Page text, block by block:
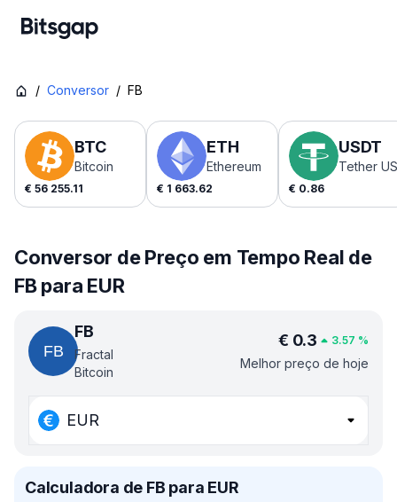
/ Conversor / FB
BTC
Bitcoin
€ 56 255.11
ETH
Ethereum
€ 1 663.62
USDT
Tether
€ 0.86
Conversor de Preço em Tempo Real de
FB para EUR
FB
Fractal
Bitcoin
€ 0.3 3.57 %
Melhor preço de hoje
EUR
Calculadora de FB para EUR